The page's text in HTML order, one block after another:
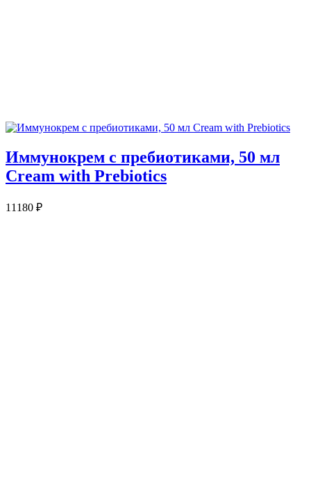
Иммунокрем с пребиотиками, 50 мл
Cream with Prebiotics
11180 ₽